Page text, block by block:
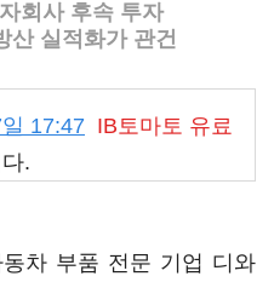
회사 후속 투자
산 실적화가 관건
17:47 IB토마토 유료
.
차 부품 전문 기업 디와